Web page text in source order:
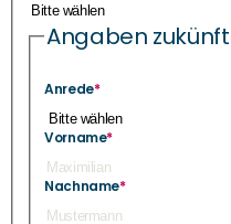
Angaben
Anrede*
Vorname*
Nachname*